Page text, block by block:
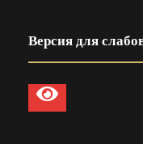
Версия для